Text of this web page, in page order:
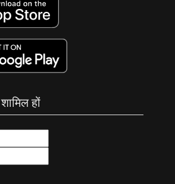
हों